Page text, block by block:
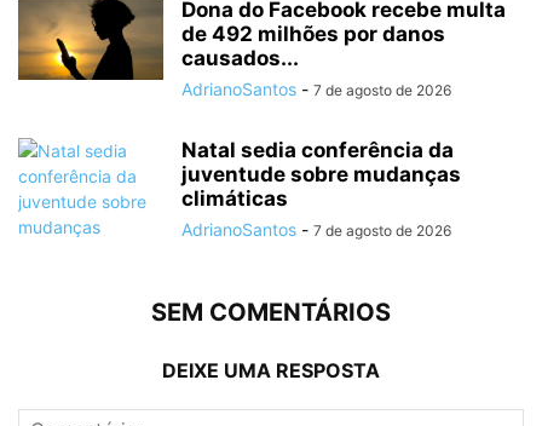
Dona do Facebook recebe multa
de 492 milhões por danos
causados...
AdrianoSantos - 7 de agosto de 2026
Natal sedia conferência da
juventude sobre mudanças
climáticas
AdrianoSantos - 7 de agosto de 2026
SEM COMENTÁRIOS
DEIXE UMA RESPOSTA